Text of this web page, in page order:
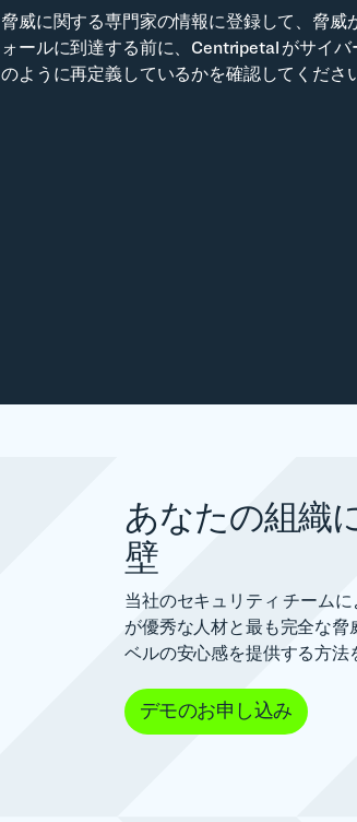
脅威に関する専門家の情報に登録して、脅威
ォールに到達する前に、Centripetal がサイバ
のように再定義しているかを確認してくださ
あなたの組織
壁
当社のセキュリティ チーム
が優秀な人材と最も完全な
ベルの安心感を提供する方法
デモのお申し込み